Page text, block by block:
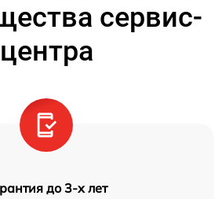
сервис-
центра
до 3-х лет